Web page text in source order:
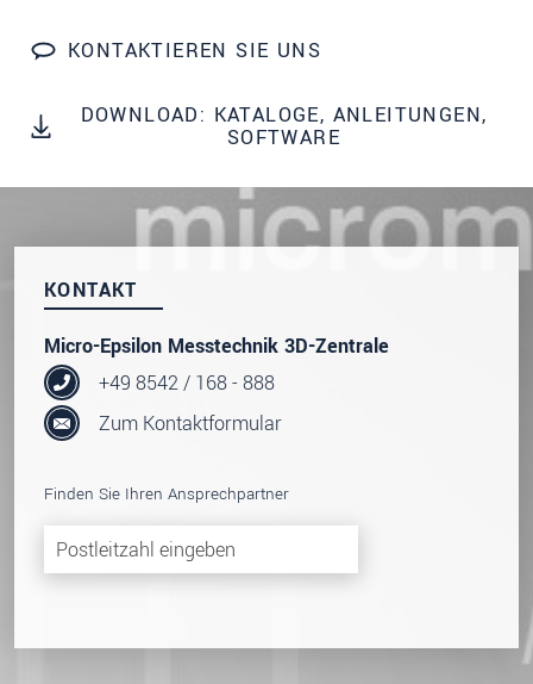
KONTAKTIEREN SIE UNS
DOWNLOAD: KATALOGE, ANLEITUNGEN,
SOFTWARE
KONTAKT
Micro-Epsilon Messtechnik 3D-Zentrale
+49 8542 / 168 - 888
Zum Kontaktformular
Finden Sie Ihren Ansprechpartner